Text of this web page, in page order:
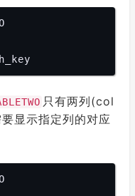
只有两列(col
显示指定列的对应